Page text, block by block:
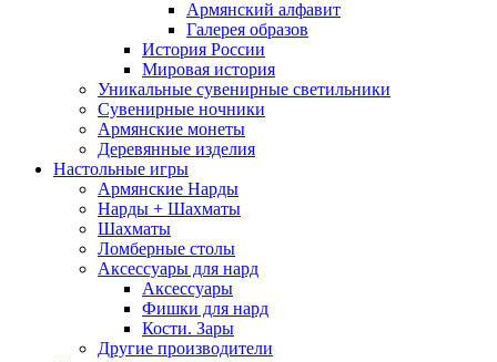
Армянский алфавит
Галерея образов
История России
Мировая история
Уникальные сувенирные светильники
Сувенирные ночники
Армянские монеты
Деревянные изделия
Настольные игры
Армянские Нарды
Нарды + Шахматы
Шахматы
Ломберные столы
Аксессуары для нард
Аксессуары
Фишки для нард
Кости. Зары
Другие производители